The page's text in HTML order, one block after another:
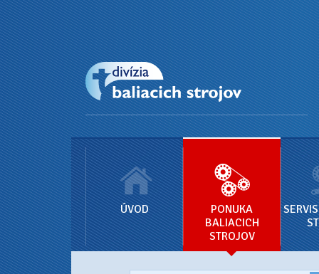
ÚVOD
PONUKA
BALIACICH
STROJOV